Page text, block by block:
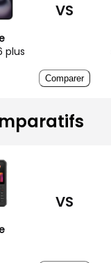
plus
VS
Comparer
VS